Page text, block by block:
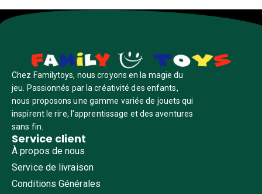
Chez Familytoys, nous croyons en la magie du
jeu. Passionnés par la créativité des enfants,
nous proposons une gamme variée de jouets qui
inspirent le rire, l’apprentissage et des aventures
sans fin.
Service client
À propos de nous
Service de livraison
Conditions Générales